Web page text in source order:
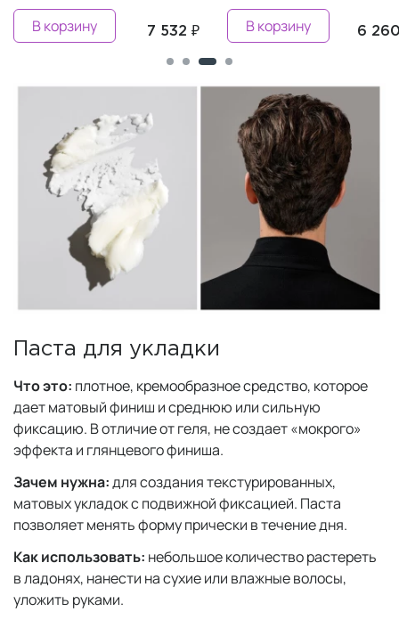
7 532 ₽
В корзину 6
В корзину
Паста для укладки
Что это: плотное, кремообразное средство, которое
дает матовый финиш и среднюю или сильную
фиксацию. В отличие от геля, не создает «мокрого»
эффекта и глянцевого финиша.
Зачем нужна:для создания текстурированных,
матовых укладок с подвижной фиксацией. Паста
позволяет менять форму прически в течение дня.
Как использовать: небольшое количество растереть
в ладонях, нанести на сухие или влажные волосы,
уложить руками.